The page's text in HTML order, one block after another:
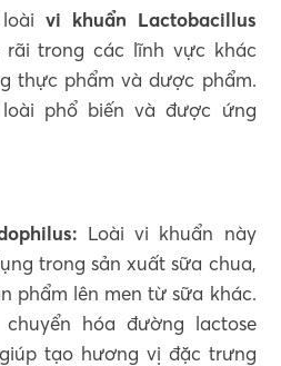
loàivi khuẩn Lactobacillus
trong các lĩnh vực khác
thực phẩm và dược phẩm.
phổ biến và được ứng
Loài vi khuẩn này
trong sản xuất sữa chua,
phẩm lên men từ sữa khác.
hóa đường lactose
tạo hương vị đặc trưng